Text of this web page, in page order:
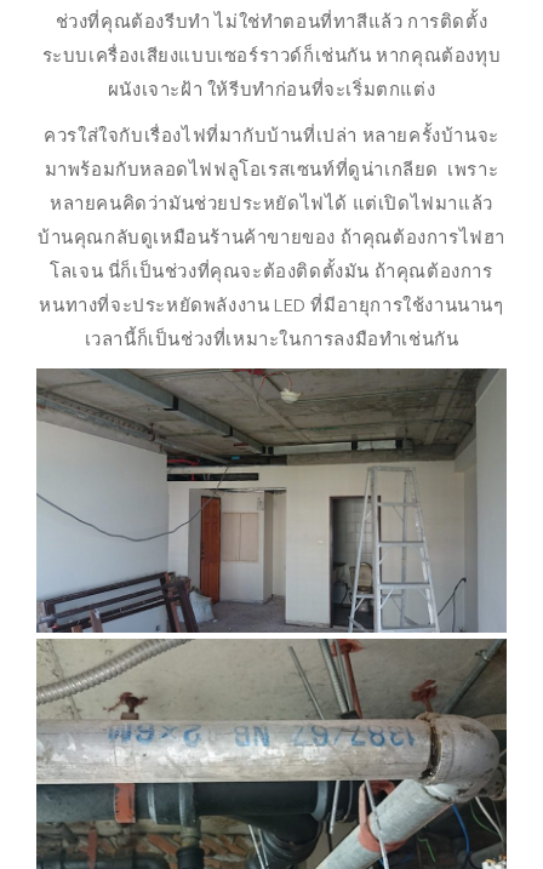
ช่วงที่คุณต้องรีบทำ ไม่ใช่ทำตอนที่ทาสีแล้ว การติดตั้ง
ระบบเครื่องเสียงแบบเซอร์ราวด์ก็เช่นกัน หากคุณต้องทุบ
ผนังเจาะฝ้า ให้รีบทำก่อนที่จะเริ่มตกแต่ง
ควรใส่ใจกับเรื่องไฟที่มากับบ้านที่เปล่า หลายครั้งบ้านจะ
มาพร้อมกับหลอดไฟฟลูโอเรสเซนท์ที่ดูน่าเกลียด เพราะ
หลายคนคิดว่ามันช่วยประหยัดไฟได้ แต่เปิดไฟมาแล้ว
บ้านคุณกลับดูเหมือนร้านค้าขายของ ถ้าคุณต้องการไฟฮา
โลเจน นี่ก็เป็นช่วงที่คุณจะต้องติดตั้งมัน ถ้าคุณต้องการ
หนทางที่จะประหยัดพลังงาน LED ที่มีอายุการใช้งานนานๆ
เวลานี้ก็เป็นช่วงที่เหมาะในการลงมือทำเช่นกัน